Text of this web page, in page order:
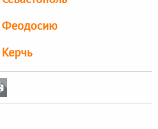
Феодосию